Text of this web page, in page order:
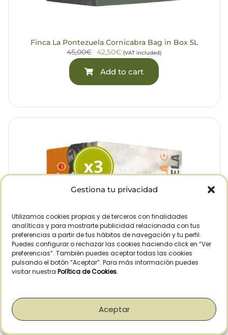
Gestiona tu privacidad
Utilizamos cookies propias y de terceros con finalidades
analíticas y para mostrarte publicidad relacionada con tus
preferencias a partir de tus hábitos de navegación y tu perfil.
Puedes configurar o rechazar las cookies haciendo click en “Ver
preferencias”. También puedes aceptar todas las cookies
pulsando el botón “Aceptar”. Para más información puedes
visitar nuestra Política de Cookies.
Aceptar
Finca La Pontezuela Cornicabra Bag in Box 5L
45,00€ 42,50€ (VAT included)
Add to cart